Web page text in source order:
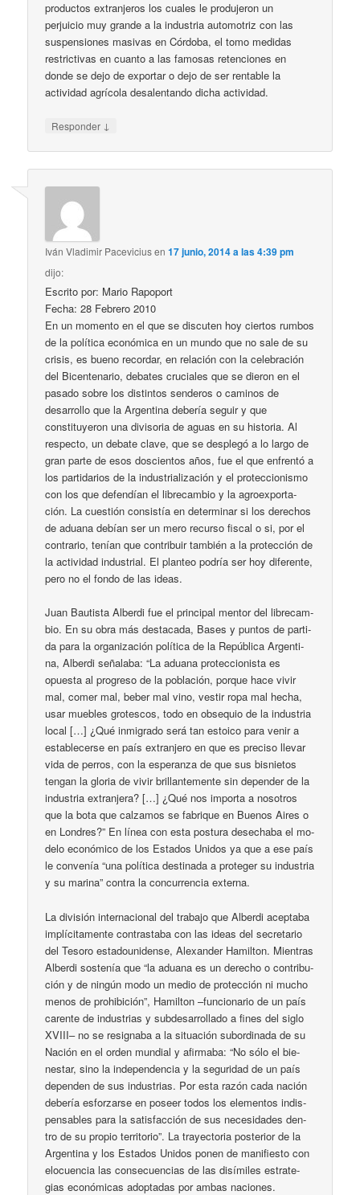
productos extranjeros los cuales le produjeron un
perjuicio muy grande a la industria automotriz con las
suspensiones masivas en Córdoba, el tomo medidas
restrictivas en cuanto a las famosas retenciones en
donde se dejo de exportar o dejo de ser rentable la
actividad agrícola desalentando dicha actividad.
Responder ↓
Iván Vladimir Paceviciusen17 junio, 2014 a las 4:39 pm
dijo:
Escrito por: Mario Rapoport
Fecha: 28 Febrero 2010
En un momento en el que se discuten hoy ciertos rumbos
de la política económica en un mundo que no sale de su
crisis, es bueno recordar, en relación con la celebración
del Bicentenario, debates cruciales que se dieron en el
pasado sobre los distintos senderos o caminos de
desarrollo que la Argentina debería seguir y que
constituyeron una divisoria de aguas en su historia. Al
respecto, un debate clave, que se des­ple­gó a lo lar­go de
gran par­te de esos dos­cien­tos años, fue el que en­fren­tó a
los par­ti­da­rios de la in­dus­tria­li­za­ción y el pro­tec­cio­nis­mo
con los que de­fen­dían el li­bre­cam­bio y la agroex­por­ta­
ción. La cues­tión con­sis­tía en de­ter­mi­nar si los de­re­chos
de adua­na de­bían ser un me­ro re­cur­so fis­cal o si, por el
con­tra­rio, te­nían que con­tri­buir tam­bién a la pro­tec­ción de
la ac­ti­vi­dad in­dus­trial. El plan­teo po­dría ser hoy di­fe­ren­te,
pe­ro no el fon­do de las ideas.
Juan Bau­tis­ta Al­ber­di fue el prin­ci­pal men­tor del li­bre­cam­
bio. En su obra más des­ta­ca­da, Ba­ses y pun­tos de par­ti­
da pa­ra la or­ga­ni­za­ción po­lí­ti­ca de la Re­pú­bli­ca Ar­gen­ti­
na, Al­ber­di se­ña­la­ba: “La adua­na pro­tec­cio­nis­ta es
opues­ta al pro­gre­so de la po­bla­ción, por­que ha­ce vi­vir
mal, co­mer mal, be­ber mal vi­no, ves­tir ro­pa mal he­cha,
usar mue­bles gro­tes­cos, to­do en ob­se­quio de la in­dus­tria
lo­cal […] ¿Qué in­mi­gra­do se­rá tan es­toi­co pa­ra ve­nir a
es­ta­ble­cer­se en país ex­tran­je­ro en que es pre­ci­so lle­var
vi­da de pe­rros, con la es­pe­ran­za de que sus bis­nie­tos
ten­gan la glo­ria de vi­vir bri­llan­te­men­te sin de­pen­der de la
in­dus­tria ex­tran­je­ra? […] ¿Qué nos im­por­ta a no­so­tros
que la bo­ta que cal­za­mos se fa­bri­que en Bue­nos Ai­res o
en Lon­dres?” En lí­nea con es­ta pos­tu­ra de­se­cha­ba el mo­
de­lo eco­nó­mi­co de los Es­ta­dos Uni­dos ya que a ese país
le con­ve­nía “una po­lí­ti­ca des­ti­na­da a pro­te­ger su in­dus­tria
y su ma­ri­na” con­tra la con­cu­rren­cia ex­ter­na.
La di­vi­sión in­ter­na­cio­nal del tra­ba­jo que Al­ber­di acep­ta­ba
im­plí­ci­ta­men­te con­tras­ta­ba con las ideas del se­cre­ta­rio
del Te­so­ro es­ta­dou­ni­den­se, Ale­xan­der Ha­mil­ton. Mien­tras
Al­ber­di sos­te­nía que “la adua­na es un de­re­cho o con­tri­bu­
ción y de nin­gún mo­do un me­dio de pro­tec­ción ni mu­cho
me­nos de pro­hi­bi­ción”, Ha­mil­ton –fun­cio­na­rio de un país
ca­ren­te de in­dus­trias y sub­de­sa­rro­lla­do a fi­nes del si­glo
XVIII– no se re­sig­na­ba a la si­tua­ción su­bor­di­na­da de su
Na­ción en el or­den mun­dial y afir­ma­ba: “No só­lo el bie­
nes­tar, si­no la in­de­pen­den­cia y la se­gu­ri­dad de un país
de­pen­den de sus in­dus­trias. Por es­ta ra­zón ca­da na­ción
de­be­ría es­for­zar­se en po­seer to­dos los ele­men­tos in­dis­
pen­sa­bles pa­ra la sa­tis­fac­ción de sus ne­ce­si­da­des den­
tro de su pro­pio te­rri­to­rio”. La tra­yec­to­ria pos­te­rior de la
Ar­gen­ti­na y los Es­ta­dos Uni­dos po­nen de ma­ni­fies­to con
elo­cuen­cia las con­se­cuen­cias de las di­sí­mi­les es­tra­te­
gias eco­nó­mi­cas adop­ta­das por am­bas na­cio­nes.